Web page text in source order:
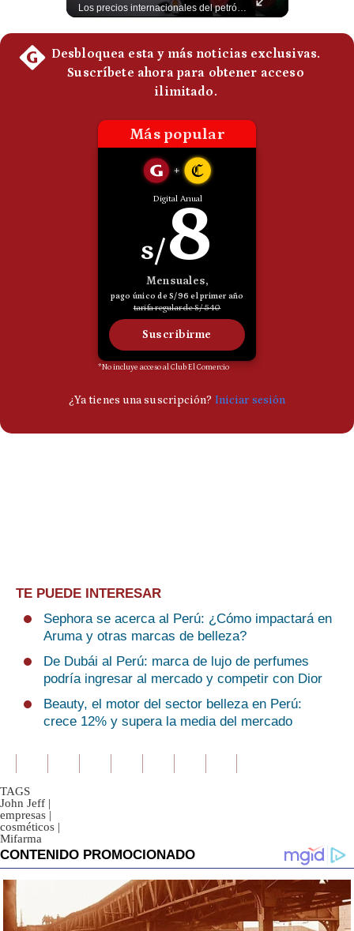
Los precios internacionales del petróleo retrocedieron ante la posibilidad de un acuerdo para reabrir el estrecho de Ormuz. Sin embargo, la caída responde solo a una expectativa diplomática y un nuevo ataque contra un buque podría hacer regresar rápidamente la prima de riesgo. #Petroleo #EstrechoDeOrmuz #EconomiaGlobal #MercadoPetrolero #Crudo #NoticiasEconomicas #Geopolitica #Shorts 👉 Suscríbete y activa la campana para no perderte nuestro análisis diario. 🌎 Síguenos en nuestras redes sociales: 📌 Web oficial: https://gestion.pe/mundo/ 📌 LinkedIn: http://bit.ly/3HYIET0 📌 X (Twitter): http://bit.ly/4noZtX9 📌 TikTok: http://bit.ly/4evB6TO
TE PUEDE INTERESAR
Sephora se acerca al Perú: ¿Cómo impactará en
Aruma y otras marcas de belleza?
De Dubái al Perú: marca de lujo de perfumes
podría ingresar al mercado y competir con Dior
Beauty, el motor del sector belleza en Perú:
crece 12% y supera la media del mercado
TAGS
John Jeff |
empresas |
cosméticos |
Mifarma